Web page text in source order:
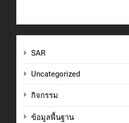
SAR
Uncategorized
กิจกรรม
ข้อมูลพื้นฐาน